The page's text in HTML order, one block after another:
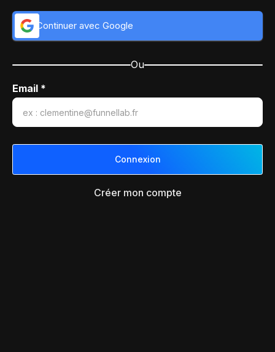
Continuer avec Google
Ou
Email *
Créer mon compte